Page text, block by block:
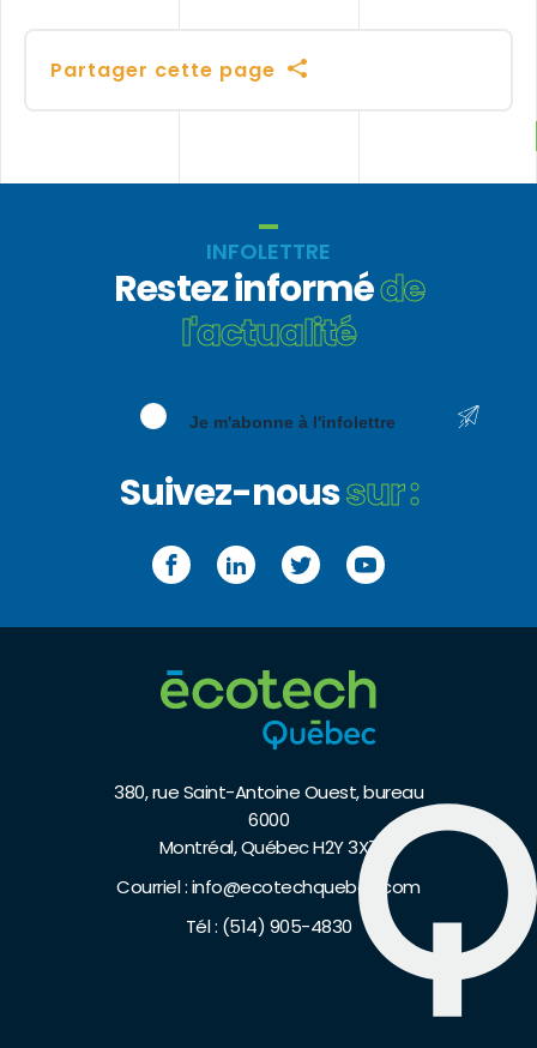
Partager cette page
380, rue Saint-Antoine Ouest, bureau
6000
Montréal, Québec H2Y 3X7
Courriel :info@ecotechquebec.com
Tél : (514) 905-4830
INFOLETTRE
Restez informéde
l'actualité
Je m'abonne à l'infolettre
Suivez-noussur :
FacebookLinkedInTwitterYouTube